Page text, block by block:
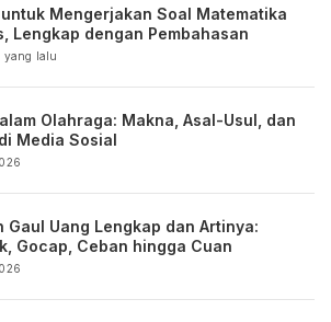
untuk Mengerjakan Soal Matematika
Lengkap dengan Pembahasan
yang lalu
Olahraga: Makna, Asal-Usul, dan
Media Sosial
Gaul Uang Lengkap dan Artinya:
Gocap, Ceban hingga Cuan